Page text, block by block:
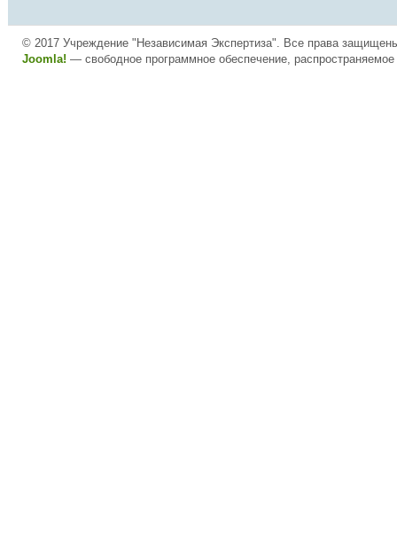
© 2017 Учреждение "Независимая Экспертиза". Все права
Joomla! — свободное программное обеспечение,